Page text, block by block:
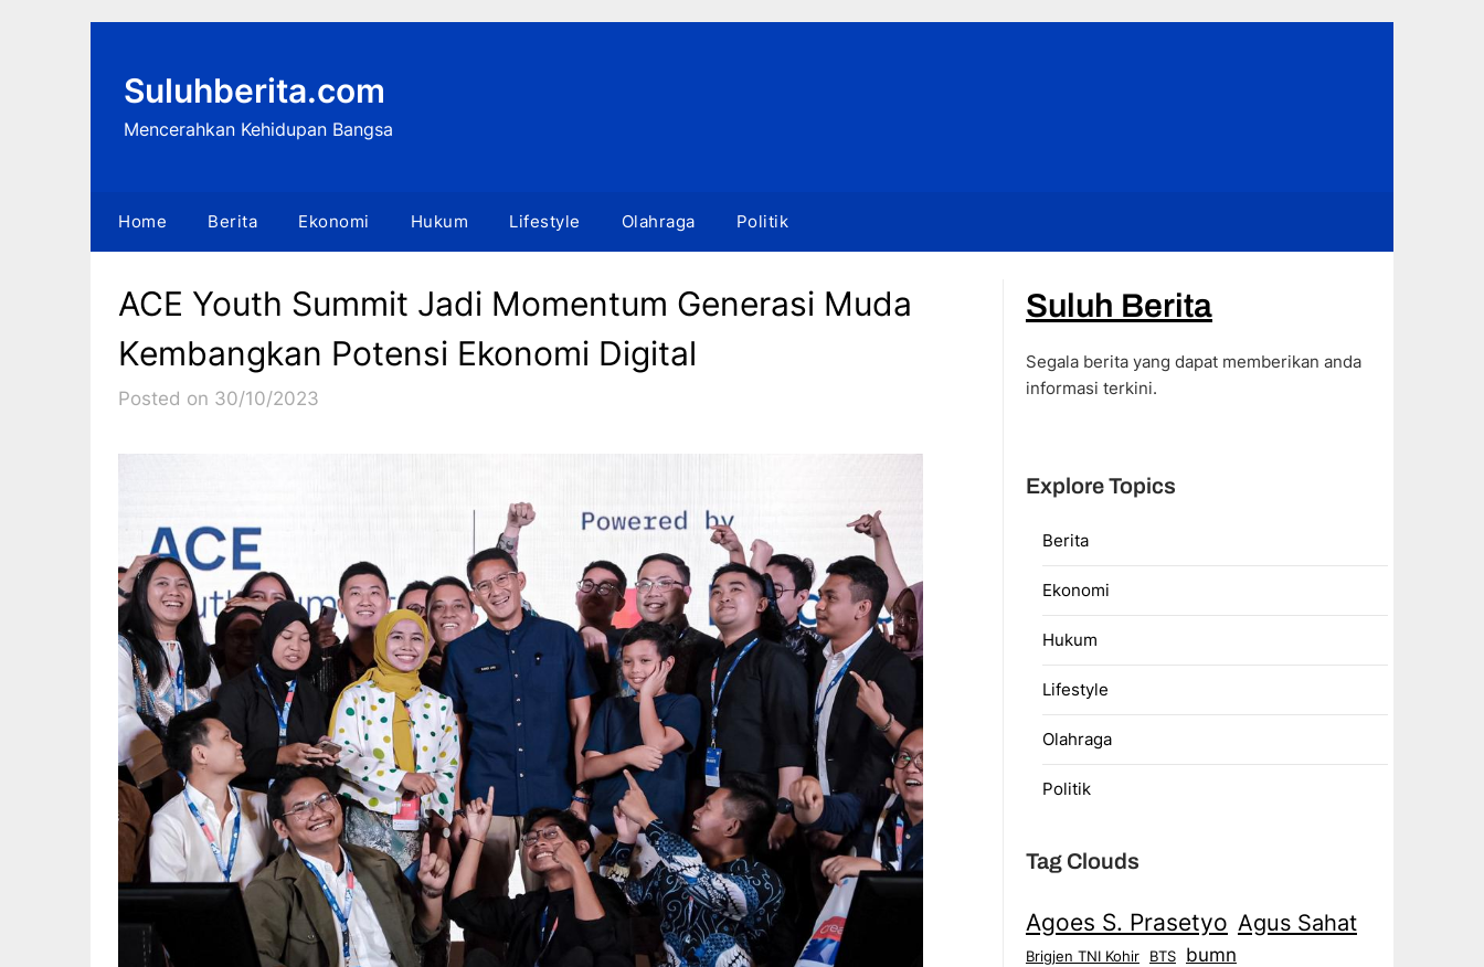
Suluhberita.com
Mencerahkan Kehidupan Bangsa
Home Berita Ekonomi Hukum Lifestyle Olahraga Politik
ACE Youth Summit Jadi Momentum Generasi Muda
Kembangkan Potensi Ekonomi Digital
Posted on 30/10/2023
Suluh Berita
Segala berita yang dapat memberikan anda
informasi terkini.
Explore Topics
Berita
Ekonomi
Hukum
Lifestyle
Olahraga
Politik
Tag Clouds
Agoes S. Prasetyo Agus Sahat
Brigjen TNI Kohir BTS bumn